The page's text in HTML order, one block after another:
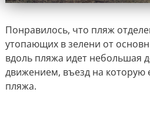
Понравилось, что пляж
утопающих в зелени от
вдоль пляжа идет небольшая
движением, въезд на которую
пляжа.